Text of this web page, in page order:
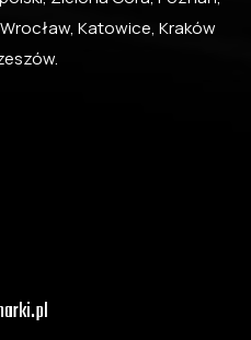
Katowice, Kraków